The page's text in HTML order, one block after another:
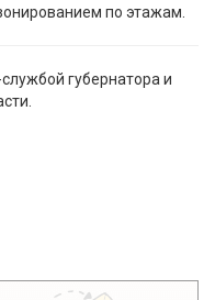
по этажам.
губернатора и